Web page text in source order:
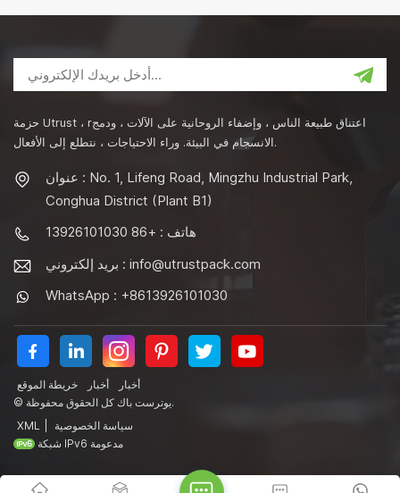
حزمة Utrust ، rاعتناق طبيعة الناس ، وإضفاء الروحانية على الآلات ، ودمج
الانسجام في البيئة. وراء الاحتياجات ، نتطلع إلى الأفعال.
عنوان : No. 1, Lifeng Road, Mingzhu Industrial Park,
Conghua District (Plant B1)
هاتف : +86 13926101030
بريد إلكتروني : info@utrustpack.com
WhatsApp : +8613926101030
خريطة الموقع أخبار
أخبار
© يوترست باك كل الحقوق محفوظة.
XML
سياسة الخصوصية
شبكة IPv6 مدعومة